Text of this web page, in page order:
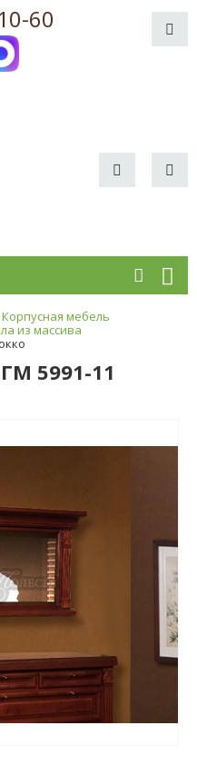
60
Корпусная мебель
из массива
5991-11